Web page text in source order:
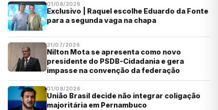
01/08/2026
Exclusivo | Raquel escolhe Eduardo da Fonte
para a segunda vaga na chapa
31/07/2026
Nilton Mota se apresenta como novo
presidente do PSDB-Cidadania e gera
impasse na convenção da federação
01/08/2026
União Brasil decide não integrar coligação
majoritária em Pernambuco